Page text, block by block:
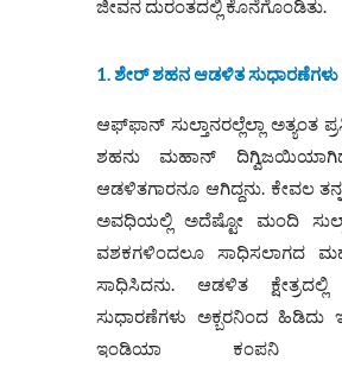
ಜೀವನ ದುರಂತದಲ್ಲಿ ಕೊನೆಗೊಂಡಿತು.
1. ಶೇರ್‌ ಶಹನ ಆಡಳಿತ ಸುಧಾರಣೆಗಳು
ಆಫ್‌ಫಾನ್ ಸುಲ್ತಾನರಲ್ಲೆಲ್ಲಾ ಅತ್ಯಂತ
ಶಹನು ಮಹಾನ್
ಆಡಳಿತಗಾರನೂ ಆಗಿದ್ದನು. ಕೇವಲ
ಅವಧಿಯಲ್ಲಿ ಅದೆಷ್ಟೋ ಮಂದಿ
ವಶಕಗಳಿಂದಲೂ ಸಾಧಿಸಲಾಗದ
ಸಾಧಿಸಿದನು. ಆಡಳಿತ
ಸುಧಾರಣೆಗಳು ಅಕ್ಬರನಿಂದ ಹಿಡಿದು
ಇಂಡಿಯಾ ಕಂಪನಿ